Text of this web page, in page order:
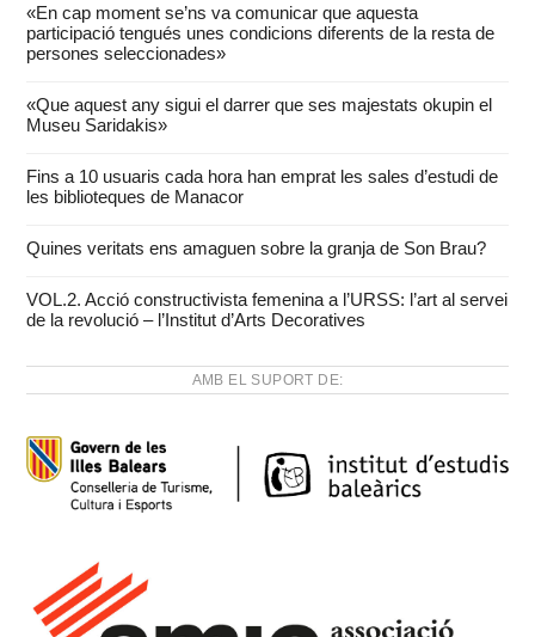
«En cap moment se’ns va comunicar que aquesta
participació tengués unes condicions diferents de la resta de
persones seleccionades»
«Que aquest any sigui el darrer que ses majestats okupin el
Museu Saridakis»
Fins a 10 usuaris cada hora han emprat les sales d’estudi de
les biblioteques de Manacor
Quines veritats ens amaguen sobre la granja de Son Brau?
VOL.2. Acció constructivista femenina a l’URSS: l’art al servei
de la revolució – l’Institut d’Arts Decoratives
AMB EL SUPORT DE: